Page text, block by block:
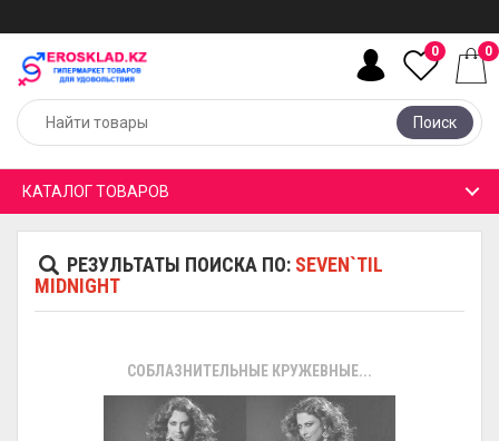
Поиск
0 0
КАТАЛОГ ТОВАРОВ
РЕЗУЛЬТАТЫ ПОИСКА ПО: SEVEN`TIL
MIDNIGHT
СОБЛАЗНИТЕЛЬНЫЕ КРУЖЕВНЫЕ...